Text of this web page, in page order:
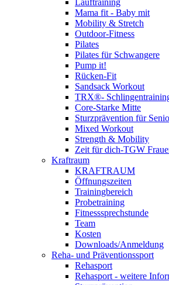
Lauftraining
Mama fit - Baby mit
Mobility & Stretch
Outdoor-Fitness
Pilates
Pilates für Schwangere
Pump it!
Rücken-Fit
Sandsack Workout
TRX®-
Core-Starke Mitte
Sturzprävention für
Mixed Workout
Strength & Mobility
Zeit für dich-TGW
Kraftraum
KRAFTRAUM
Öffnungszeiten
Trainingbereich
Probetraining
Fitnesssprechstunde
Team
Kosten
Downloads/Anmeldung
Reha- und Präventionssport
Rehasport
Rehasport - weitere